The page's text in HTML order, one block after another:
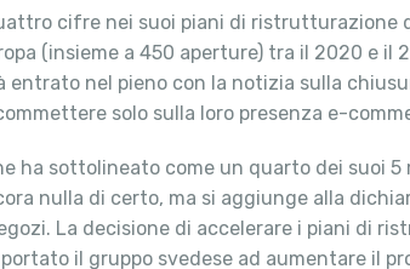
cifre nei suoi piani di ristrutturazione
(insieme a 450 aperture) tra il 2020 e il
entrato nel pieno con la notizia sulla
solo sulla loro presenza e-
ha sottolineato come un quarto dei suoi
nulla di certo, ma si aggiunge alla
La decisione di accelerare i piani di
il gruppo svedese ad aumentare il